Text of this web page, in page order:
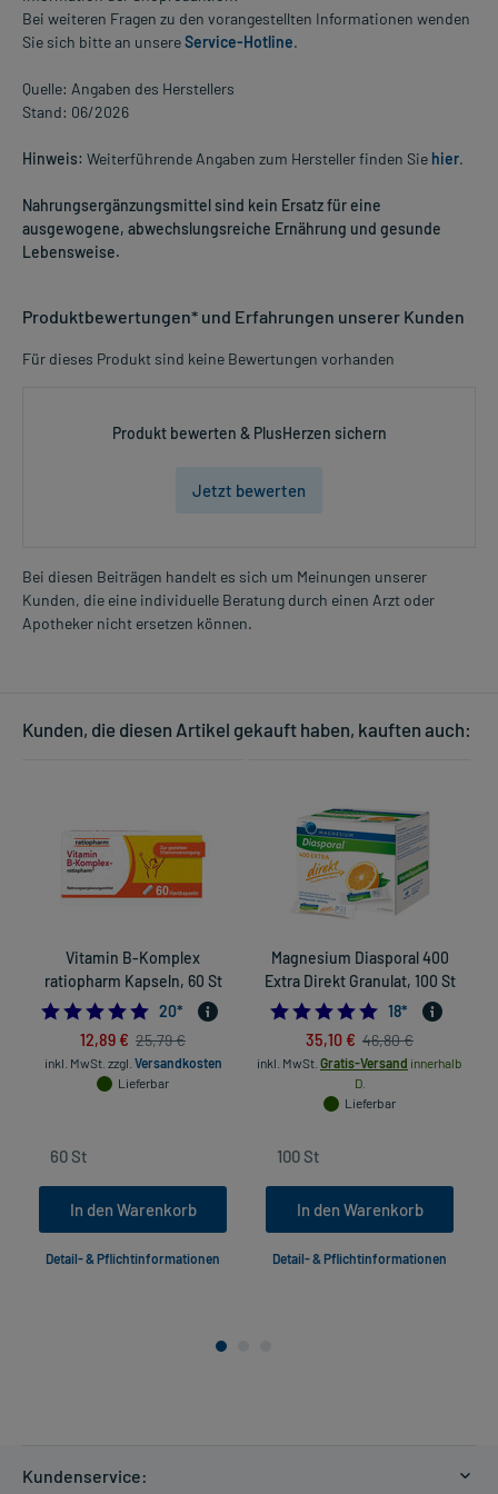
Bei weiteren Fragen zu den vorangestellten Informationen wenden
Sie sich bitte an unsereService-Hotline.
Quelle: Angaben des Herstellers
Stand: 06/2026
Hinweis: Weiterführende Angaben zum Hersteller finden Sie hier.
Nahrungsergänzungsmittel sind kein Ersatz für eine
ausgewogene, abwechslungsreiche Ernährung und gesunde
Lebensweise.
Produktbewertungen* und Erfahrungen unserer Kunden
Für dieses Produkt sind keine Bewertungen vorhanden
Produkt bewerten & PlusHerzen sichern
Jetzt bewerten
Bei diesen Beiträgen handelt es sich um Meinungen unserer
Kunden, die eine individuelle Beratung durch einen Arzt oder
Apotheker nicht ersetzen können.
Kunden, die diesen Artikel gekauft haben, kauften auch:
Vitamin B-Komplex
ratiopharm Kapseln, 60 St
5.0
20*
12,89 € 25,79 €
inkl. MwSt. zzgl. Versandkosten
Lieferbar
In den Warenkorb
Detail- & Pflichtinformationen
Magnesium Diasporal 400
Extra Direkt Granulat, 100 St
18*
35,10 € 46,80 €
inkl. MwSt. Gratis-Versand innerhalb
D.
Lieferbar
In den Warenkorb
Detail- & Pflichtinformationen
Kundenservice: